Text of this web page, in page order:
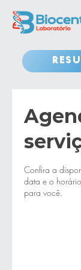
Confira a
data e o
para você.